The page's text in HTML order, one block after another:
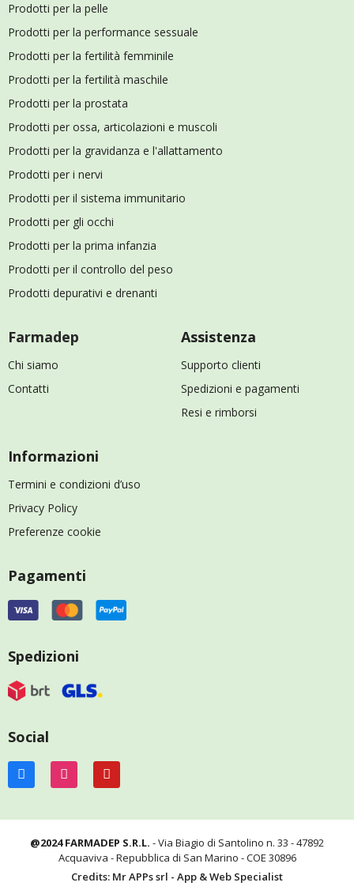
Prodotti per la pelle
Prodotti per la performance sessuale
Prodotti per la fertilità femminile
Prodotti per la fertilità maschile
Prodotti per la prostata
Prodotti per ossa, articolazioni e muscoli
Prodotti per la gravidanza e l'allattamento
Prodotti per i nervi
Prodotti per il sistema immunitario
Prodotti per gli occhi
Prodotti per la prima infanzia
Prodotti per il controllo del peso
Prodotti depurativi e drenanti
Farmadep
Chi siamo
Contatti
Assistenza
Supporto clienti
Spedizioni e pagamenti
Resi e rimborsi
Informazioni
Termini e condizioni d’uso
Privacy Policy
Preferenze cookie
Pagamenti
Spedizioni
Social
@2024 FARMADEP S.R.L. - Via Biagio di Santolino n. 33 - 47892
Acquaviva - Repubblica di San Marino - COE 30896
Credits: Mr APPs srl - App & Web Specialist